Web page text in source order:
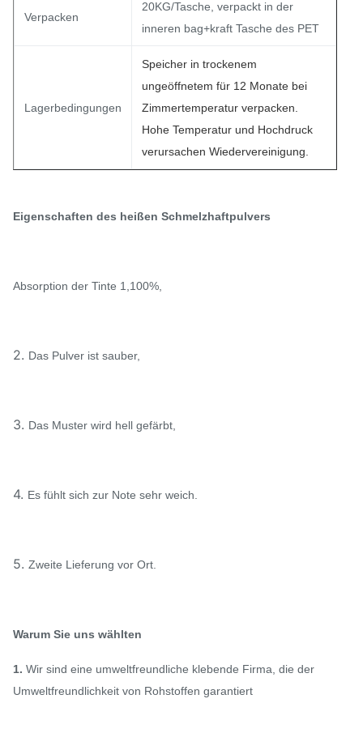
Verpacken
20KG/Tasche, verpackt in der
inneren bag+kraft Tasche des PET
Lagerbedingungen
Speicher in trockenem
ungeöffnetem für 12 Monate bei
Zimmertemperatur verpacken.
Hohe Temperatur und Hochdruck
verursachen Wiedervereinigung.
Eigenschaften des heißen Schmelzhaftpulvers
Absorption der Tinte 1,100%,
2. Das Pulver ist sauber,
3. Das Muster wird hell gefärbt,
4. Es fühlt sich zur Note sehr weich.
5. Zweite Lieferung vor Ort.
Warum Sie uns wählten
1. Wir sind eine umweltfreundliche klebende Firma, die der
Umweltfreundlichkeit von Rohstoffen garantiert